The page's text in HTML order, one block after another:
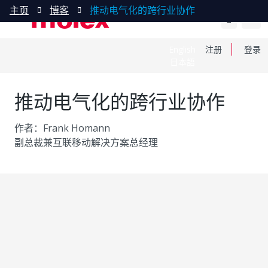
注册 登录
主页 博客 推动电气化的跨行业协作
推动电气化的跨行业协作
作者：Frank Homann
副总裁兼互联移动解决方案总经理